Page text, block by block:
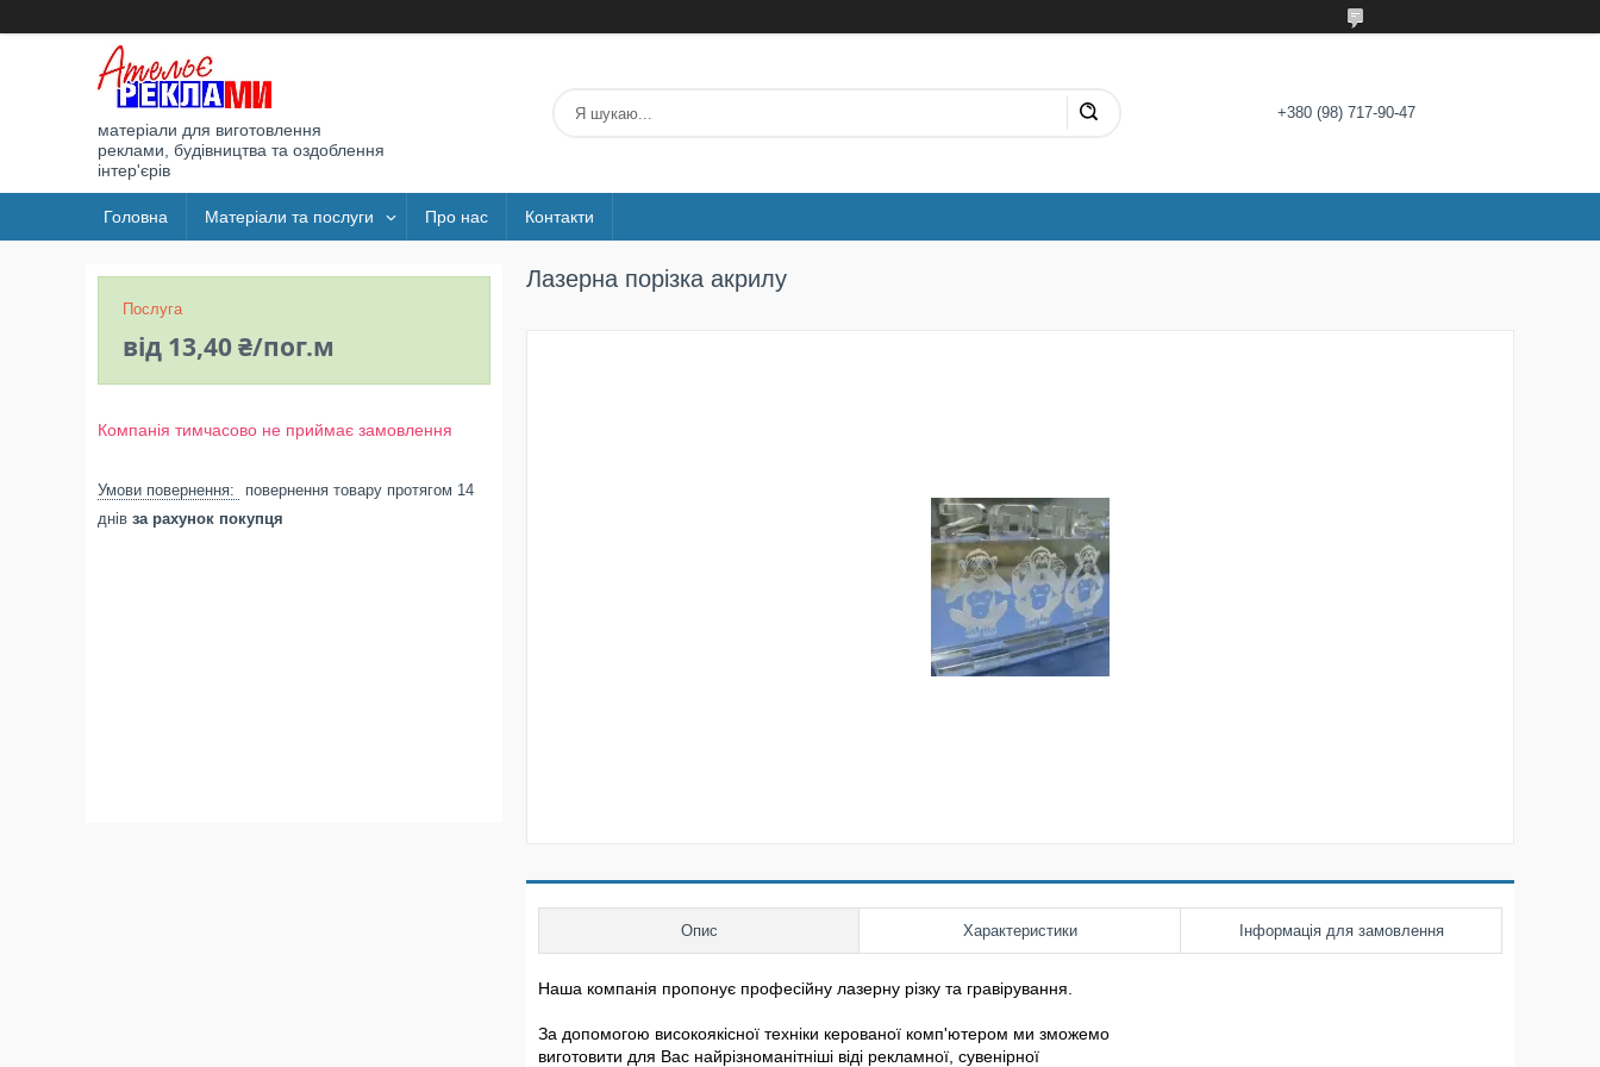
матеріали для виготовлення
реклами, будівництва та оздоблення
інтер'єрів
+380 (98) 717-90-47
Головна Матеріали та послуги Про нас Контакти
Лазерна порізка акрилу
Опис Характеристики Інформація для замовлення
Наша компанія пропонує професійну лазерну різку та гравірування.
За допомогою високоякісної техніки керованої комп'ютером ми зможемо
виготовити для Вас найрізноманітніші віді рекламної, сувенірної
Послуга
від 13,40 ₴/пог.м
Компанія тимчасово не приймає замовлення
повернення товару протягом 14
днів за рахунок покупця